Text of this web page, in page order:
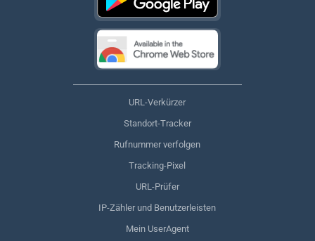
URL-Verkürzer
Standort-Tracker
Rufnummer verfolgen
Tracking-Pixel
URL-Prüfer
IP-Zähler und Benutzerleisten
Mein UserAgent